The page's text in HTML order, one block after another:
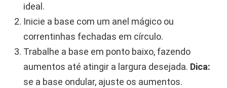
ideal.
Inicie a base com um anel mágico ou
correntinhas fechadas em círculo.
Trabalhe a base em ponto baixo, fazendo
aumentos até atingir a largura desejada. Dica:
se a base ondular, ajuste os aumentos.